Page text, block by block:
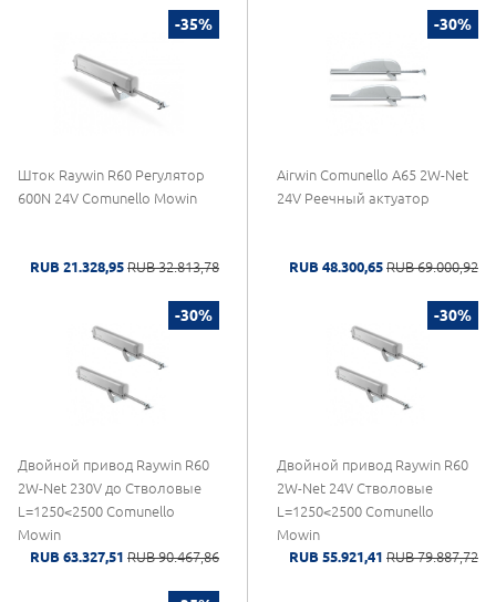
-35%
Шток Raywin R60 Регулятор
600N 24V Comunello Mowin
RUB 21.328,95 RUB 32.813,78
-30%
Airwin Comunello A65 2W-Net
24V Реечный актуатор
RUB 48.300,65 RUB 69.000,92
-30%
Двойной привод Raywin R60
2W-Net 230V до Стволовые
L=1250<2500 Comunello
Mowin
RUB 63.327,51 RUB 90.467,86
-30%
Двойной привод Raywin R60
2W-Net 24V Стволовые
L=1250<2500 Comunello
Mowin
RUB 55.921,41 RUB 79.887,72